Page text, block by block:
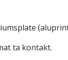
ta kontakt.